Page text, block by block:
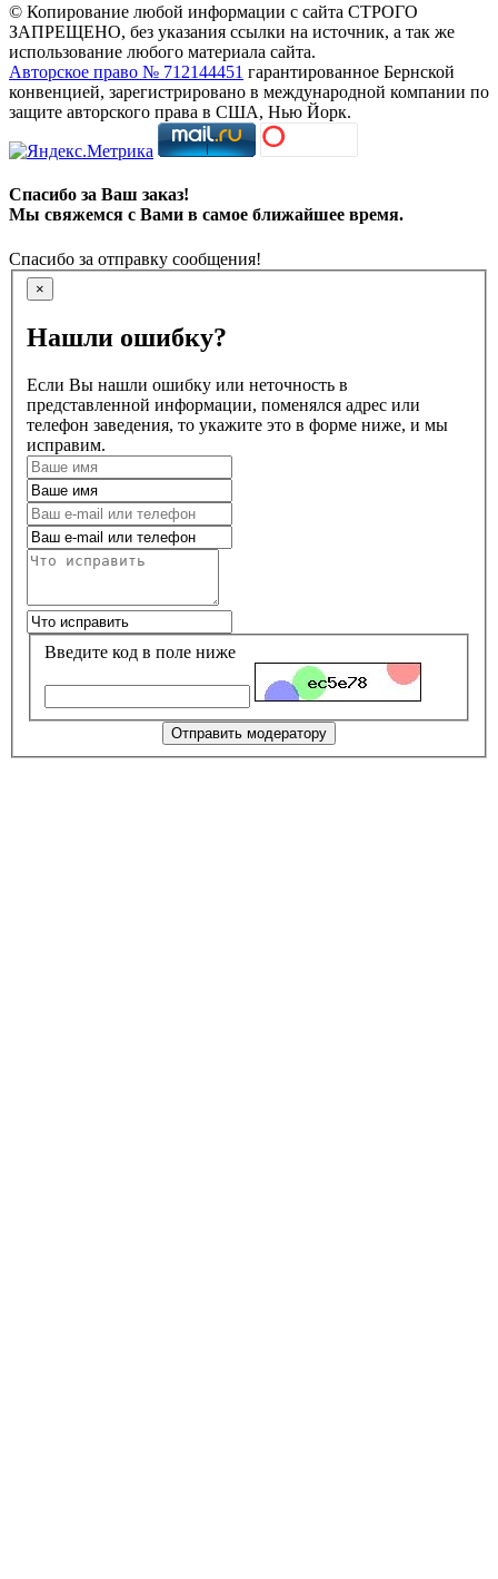
© Копирование любой информации с сайта СТРОГО
ЗАПРЕЩЕНО, без указания ссылки на источник, а так же
использование любого материала сайта.
Авторское право № 712144451 гарантированное Бернской
конвенцией, зарегистрировано в международной компании по
защите авторского права в США, Нью Йорк.
Спасибо за Ваш заказ!
Мы свяжемся с Вами в самое ближайшее время.
Спасибо за отправку сообщения!
×
Нашли ошибку?
Если Вы нашли ошибку или неточность в
представленной информации, поменялся адрес или
телефон заведения, то укажите это в форме ниже, и мы
исправим.
Введите код в поле ниже
Отправить модератору